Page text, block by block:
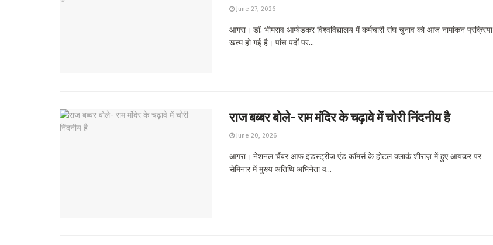
June 27, 2026
आगरा। डॉ. भीमराव आम्बेडकर विश्वविद्यालय में कर्मचारी संघ चुनाव को आज नामांकन प्रक्रिया
खत्म हो गई है। पांच पदों पर...
राज बब्बर बोले- राम मंदिर के चढ़ावे में चोरी निंदनीय है
June 20, 2026
आगरा। नेशनल चैंबर आफ इंडस्ट्रीज एंड कॉमर्स के होटल क्लार्क शीराज़ में हुए आयकर पर
सेमिनार में मुख्य अतिथि अभिनेता व...